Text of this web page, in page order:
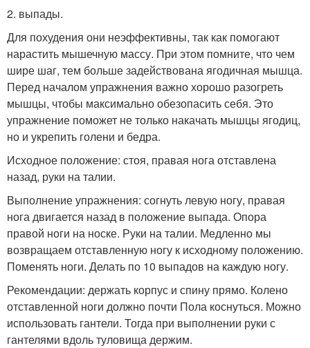
2. выпады.
Для похудения они неэффективны, так как помогают
нарастить мышечную массу. При этом помните, что чем
шире шаг, тем больше задействована ягодичная мышца.
Перед началом упражнения важно хорошо разогреть
мышцы, чтобы максимально обезопасить себя. Это
упражнение поможет не только накачать мышцы ягодиц,
но и укрепить голени и бедра.
Исходное положение: стоя, правая нога отставлена
назад, руки на талии.
Выполнение упражнения: согнуть левую ногу, правая
нога двигается назад в положение выпада. Опора
правой ноги на носке. Руки на талии. Медленно мы
возвращаем отставленную ногу к исходному положению.
Поменять ноги. Делать по 10 выпадов на каждую ногу.
Рекомендации: держать корпус и спину прямо. Колено
отставленной ноги должно почти Пола коснуться. Можно
использовать гантели. Тогда при выполнении руки с
гантелями вдоль туловища держим.